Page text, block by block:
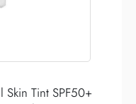
Skin Tint SPF50+